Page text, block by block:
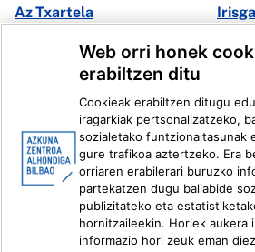
Az Txartela
Instagram
Linkedin
Ivoox
Lege informazioa Barneko
Web orri honek
erabiltzen ditu
Cookieak erabiltzen ditugu
iragarkiak pertsonalizatzeko,
sozialetako funtzionaltasunak
gure trafikoa aztertzeko. Era
orriaren erabilerari buruzko
partekatzen dugu baliabide
publizitateko eta
hornitzaileekin. Horiek aukera
informazio hori zeuk eman